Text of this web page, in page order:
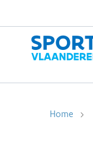
Home